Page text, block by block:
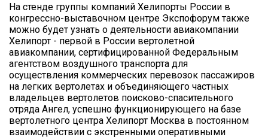
На стенде группы компаний Хелипорты России в
конгрессно-выставочном центре Экспофорум также
можно будет узнать о деятельности авиакомпании
Хелипорт - первой в России вертолетной
авиакомпании, сертифицированной Федеральным
агентством воздушного транспорта для
осуществления коммерческих перевозок пассажиров
на легких вертолетах и объединяющего частных
владельцев вертолетов поисково-спасительного
отряда Ангел, успешно функционирующего на базе
вертолетного центра Хелипорт Москва в постоянном
взаимодействии с экстренными оперативными